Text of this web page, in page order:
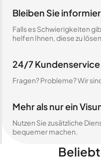
Bleiben Sie
Falls es Schwierigkeiten
helfen Ihnen, diese zu
24/7 Kundenservice
Fragen? Probleme? Wir
Mehr als nur ein
Nutzen Sie zusätzliche
bequemer machen.